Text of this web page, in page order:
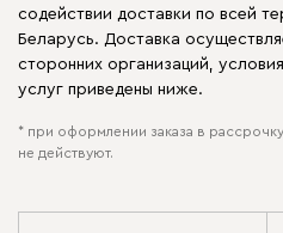
содействии доставки по всей
Беларусь. Доставка
сторонних организаций,
услуг приведены ниже.
* при оформлении заказа в
не действуют.